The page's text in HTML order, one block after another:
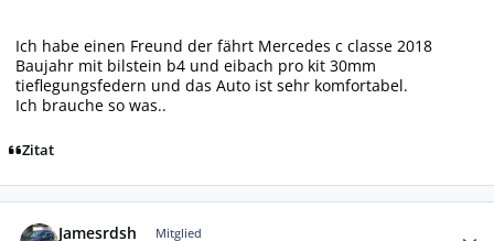
Ich habe einen Freund der fährt Mercedes c classe 2018
Baujahr mit bilstein b4 und eibach pro kit 30mm
tieflegungsfedern und das Auto ist sehr komfortabel.
Ich brauche so was..
Zitat
Jamesrdsh Mitglied